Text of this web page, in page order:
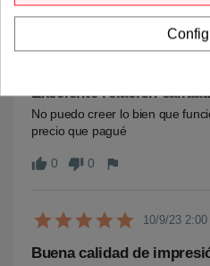
3
Excelente relación
No puedo creer lo bien que
precio que pagué
thumb_up 0 thumb_down 0 flag
10/9/23 2:00
Buena calidad de